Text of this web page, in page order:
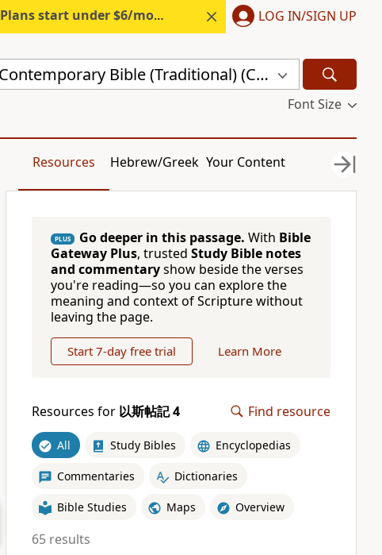
Plans start under $6/month. Start free. LOG IN/SIGN UP
Chinese Contemporary Bible (Traditional) (CCBT)
Font Size
Resources Hebrew/Greek Your Content
PLUS Go deeper in this passage. With Bible
Gateway Plus, trusted Study Bible notes
and commentaryshow beside the verses
you're reading—so you can explore the
meaning and context of Scripture without
leaving the page.
Start 7-day free trial Learn More
Resources for 以斯帖記 4 Find resource
All Study Bibles Encyclopedias
Commentaries Dictionaries
Bible Studies Maps Overview
65 results